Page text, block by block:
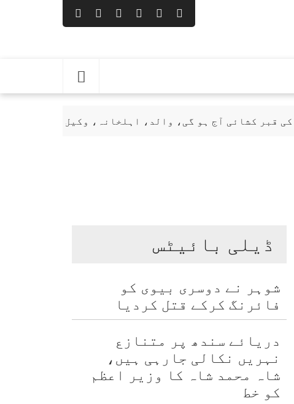
آج ہو گی، والد، اہلخانہ، وکیل، پولیس قبرستان میں
ڈیلی بائیٹس
شوہر نے دوسری بیوی کو
فائرنگ کرکے قتل کردیا
دریائے سندھ پر متنازع
نہریں نکالی جارہی ہیں،
شاہ محمد شاہ کا وزیر اعظم
کو خط